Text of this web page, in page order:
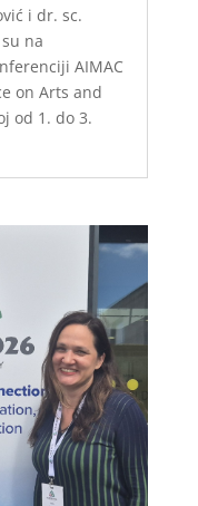
i dr. sc.
na
AIMAC
on Arts and
od 1. do 3.